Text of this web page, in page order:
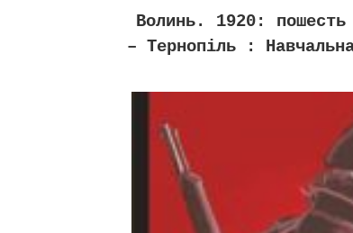
Волинь. 1920:
– Тернопіль :